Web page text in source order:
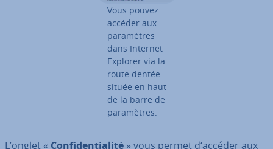
Vous pouvez
accéder aux
pa­ra­mètres
dans Internet
Explorer via la
route dentée
située en haut
de la barre de
pa­ra­mètres.
L’onglet « Con­fi­den­tia­lité » vous permet d‘accéder aux